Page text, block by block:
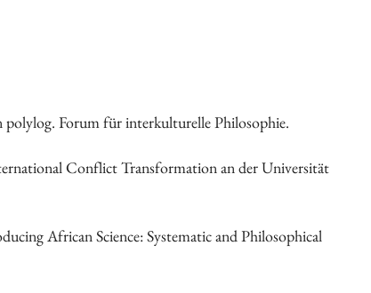
polylog. Forum für interkulturelle Philosophie.
Conflict Transformation an der Universität
African Science: Systematic and Philosophical